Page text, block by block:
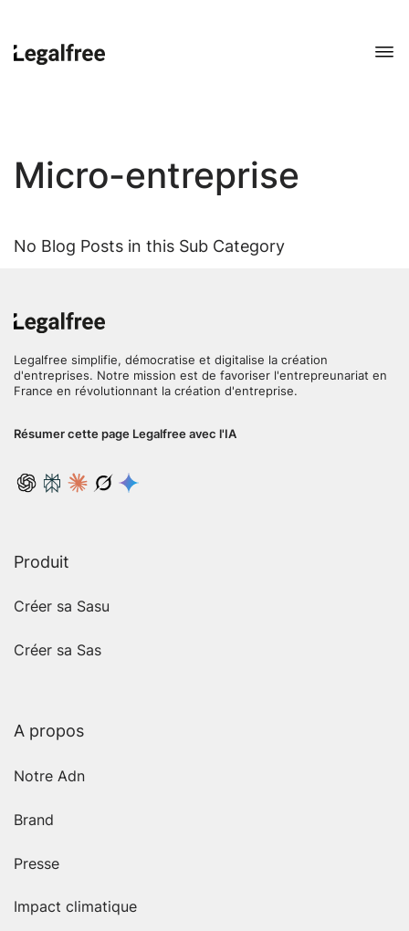
Micro-entreprise
No Blog Posts in this Sub Category
Legalfree simplifie, démocratise et digitalise la création
d'entreprises. Notre mission est de favoriser l'entrepreunariat en
France en révolutionnant la création d'entreprise.
Résumer cette page Legalfree avec l'IA
Produit
Créer sa Sasu
Créer sa Sas
A propos
Notre Adn
Brand
Presse
Impact climatique